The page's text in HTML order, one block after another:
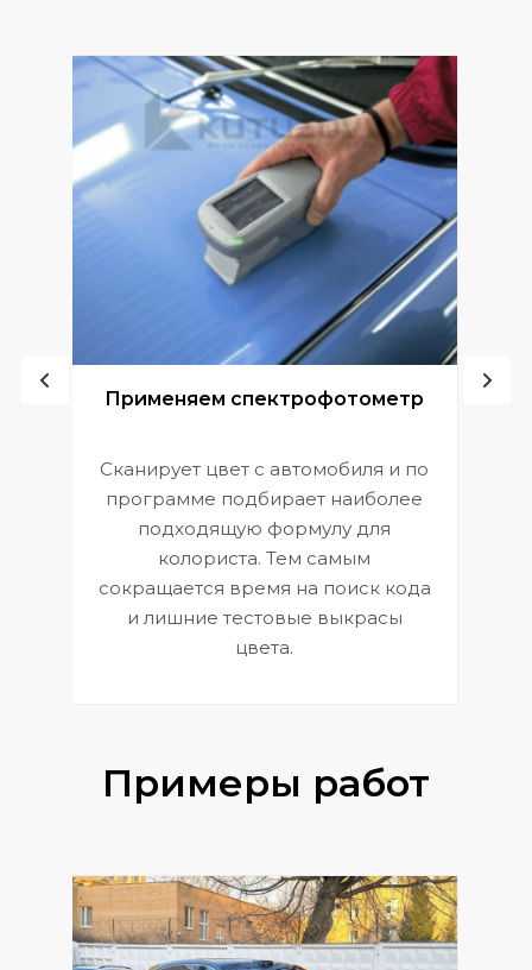
Применяем спектрофотометр
Сканирует цвет с автомобиля и по
программе подбирает наиболее
подходящую формулу для
колориста. Тем самым
сокращается время на поиск кода
и лишние тестовые выкрасы
цвета.
Примеры работ